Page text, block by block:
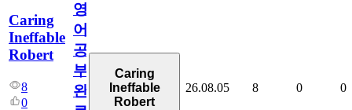
Caring
Ineffable
Robert
8
0
영
어
공
부
완
Caring
Ineffable
Robert
26.08.05 8 0 0